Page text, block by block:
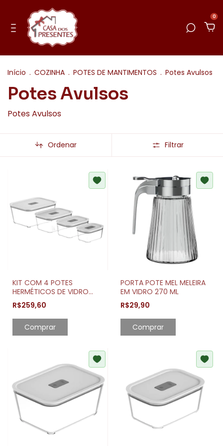
0
Início . COZINHA . POTES DE MANTIMENTOS . Potes Avulsos
Potes Avulsos
Potes Avulsos
Ordenar Filtrar
KIT COM 4 POTES
HERMÉTICOS DE VIDRO
BOROSSILICATO FRESH
LOCK
R$259,60
Comprar
PORTA POTE MEL MELEIRA
EM VIDRO 270 ML
R$29,90
Comprar